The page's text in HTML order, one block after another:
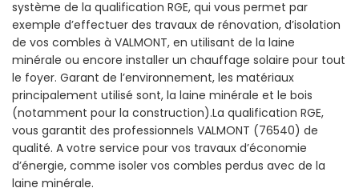
système de la qualification RGE, qui vous permet par
exemple d’effectuer des travaux de rénovation, d’isolation
de vos combles à VALMONT, en utilisant de la laine
minérale ou encore installer un chauffage solaire pour tout
le foyer. Garant de l’environnement, les matériaux
principalement utilisé sont, la laine minérale et le bois
(notamment pour la construction).La qualification RGE,
vous garantit des professionnels VALMONT (76540) de
qualité. A votre service pour vos travaux d’économie
d’énergie, comme isoler vos combles perdus avec de la
laine minérale.